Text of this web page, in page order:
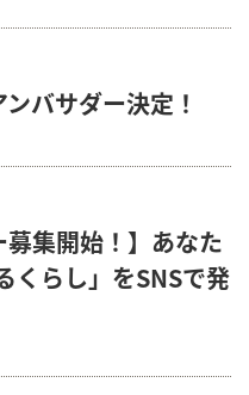
バサダー決定！
募集開始！】あなた
くらし」をSNSで発